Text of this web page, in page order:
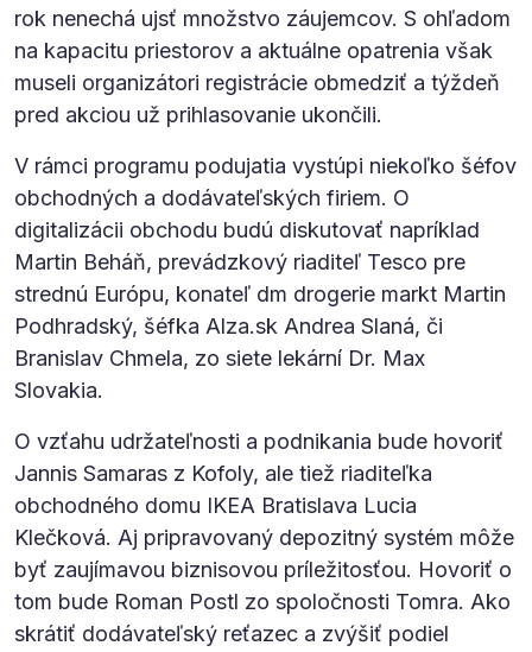
rok nenechá ujsť množstvo záujemcov. S ohľadom
na kapacitu priestorov a aktuálne opatrenia však
museli organizátori registrácie obmedziť a týždeň
pred akciou už prihlasovanie ukončili.
V rámci programu podujatia vystúpi niekoľko šéfov
obchodných a dodávateľských firiem. O
digitalizácii obchodu budú diskutovať napríklad
Martin Beháň, prevádzkový riaditeľ Tesco pre
strednú Európu, konateľ dm drogerie markt Martin
Podhradský, šéfka Alza.sk Andrea Slaná, či
Branislav Chmela, zo siete lekární Dr. Max
Slovakia.
O vzťahu udržateľnosti a podnikania bude hovoriť
Jannis Samaras z Kofoly, ale tiež riaditeľka
obchodného domu IKEA Bratislava Lucia
Klečková. Aj pripravovaný depozitný systém môže
byť zaujímavou biznisovou príležitosťou. Hovoriť o
tom bude Roman Postl zo spoločnosti Tomra. Ako
skrátiť dodávateľský reťazec a zvýšiť podiel